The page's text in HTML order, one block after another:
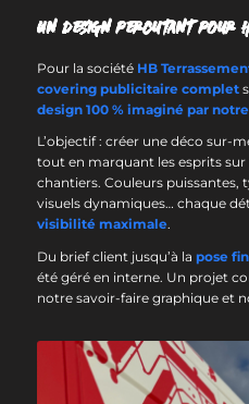
Un design percutant pour
Pour la société HB
covering publicitaire complet
design 100 % imaginé par
L’objectif : créer une déco sur-
tout en marquant les esprits
chantiers. Couleurs puissantes,
visuels dynamiques… chaque
visibilité maximale.
Du brief client jusqu’à la pose
été géré en interne. Un projet
notre savoir-faire graphique et